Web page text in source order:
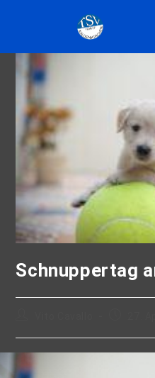
Schnuppertag